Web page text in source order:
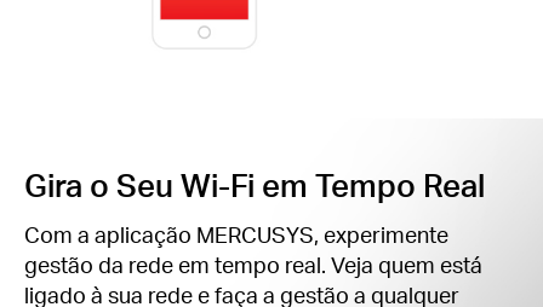
Gira o Seu Wi-Fi em Tempo Real
Com a aplicação MERCUSYS, experimente
gestão da rede em tempo real. Veja quem está
ligado à sua rede e faça a gestão a qualquer